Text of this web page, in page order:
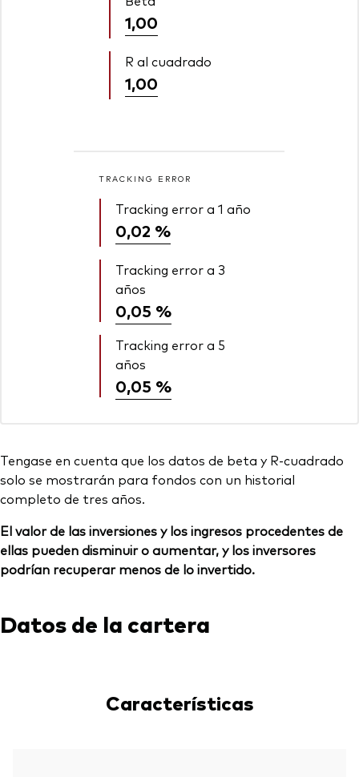
1,00
R al cuadrado
1,00
TRACKING ERROR
Tracking error a 1 año
0,02 %
Tracking error a 3
años
0,05 %
Tracking error a 5
años
0,05 %
Tengase en cuenta que los datos de beta y R-cuadrado
solo se mostrarán para fondos con un historial
completo de tres años.
El valor de las inversiones y los ingresos procedentes de
ellas pueden disminuir o aumentar, y los inversores
podrían recuperar menos de lo invertido.
Datos de la cartera
Características